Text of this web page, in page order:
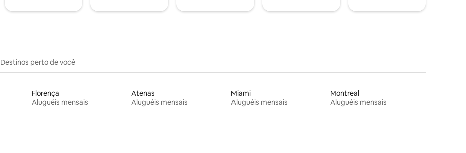
Destinos perto de você
Florença
Aluguéis mensais
Atenas
Aluguéis mensais
Miami
Aluguéis mensais
Montreal
Aluguéis mensais